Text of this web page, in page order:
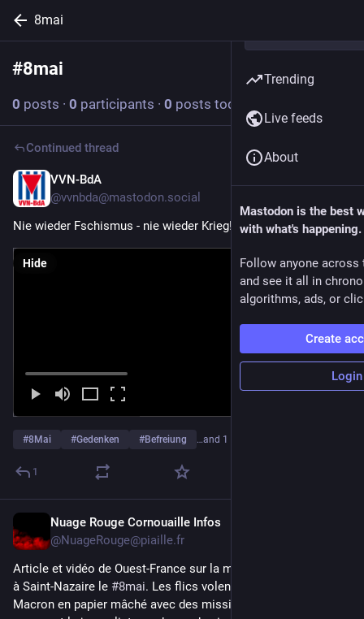
8mai
#8mai
0 posts · 0 participants · 0 posts today
Continued thread
VVN-BdA
@vvnbda@mastodon.social
Nie wieder Fschismus - nie wieder Krieg!
Hide
#8Mai #Gedenken #Befreiung …and 1 more
1
Nuage Rouge Cornouaille Infos
@NuageRouge@piaille.fr
Article et vidéo de Ouest-France sur la manif’ contre la guerre
à Saint-Nazaire le #8mai. Les flics volent une grosse tête de
Macron en papier mâché avec des missiles en guise de
Trending
Live feeds
About
Mastodon is the best
with what's happening.
Follow anyone across
and see it all in
algorithms, ads, or
Create
Login